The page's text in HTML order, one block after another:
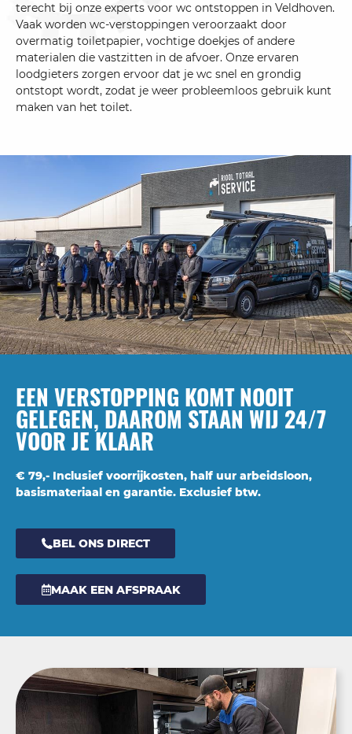
terecht bij onze experts voor wc ontstoppen in Veldhoven.
Vaak worden wc-verstoppingen veroorzaakt door
overmatig toiletpapier, vochtige doekjes of andere
materialen die vastzitten in de afvoer. Onze ervaren
loodgieters zorgen ervoor dat je wc snel en grondig
ontstopt wordt, zodat je weer probleemloos gebruik kunt
maken van het toilet.
EEN VERSTOPPING KOMT NOOIT
GELEGEN, DAAROM STAAN WIJ 24/7
VOOR JE KLAAR
€ 79,- Inclusief voorrijkosten, half uur arbeidsloon,
basismateriaal en garantie. Exclusief btw.
BEL ONS DIRECT
MAAK EEN AFSPRAAK